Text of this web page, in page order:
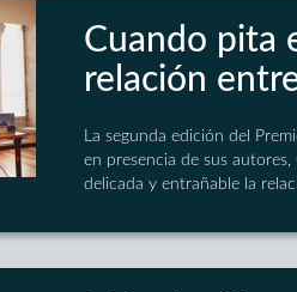
Cuando pita
relación
La segunda edición del
en presencia de sus
delicada y entrañable la